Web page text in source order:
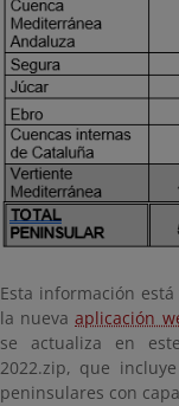
Esta información
la nuevaaplicación
se actualiza en
2022.zip, que
peninsulares con